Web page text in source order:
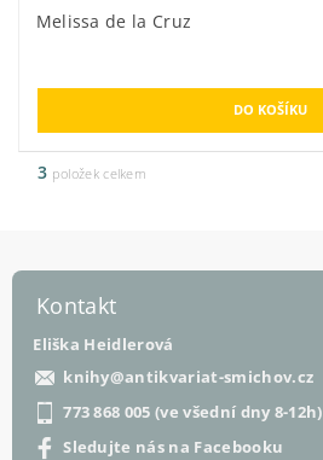
Melissa de la Cruz
3 položek celkem
Kontakt
Eliška Heidlerová
knihy@antikvariat-smichov.cz
773 868 005 (ve všední dny 8-12h)
Sledujte nás na Facebooku